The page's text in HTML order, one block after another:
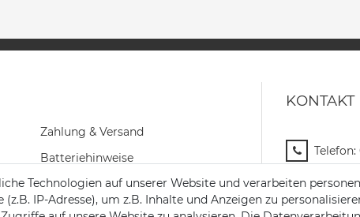
Zahlung & Versand
Batteriehinweise
KONTAKT
Telefon:
Mail:
Technologien auf unserer Website und verarbeiten
IP-Adresse), um z.B. Inhalte und Anzeigen zu